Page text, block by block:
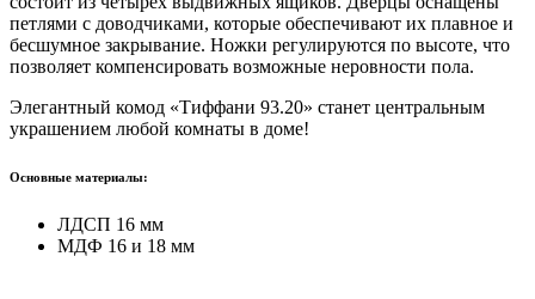
петлями с доводчиками, которые обеспечивают их плавное и
бесшумное закрывание. Ножки регулируются по высоте, что
позволяет компенсировать возможные неровности пола.
Элегантный комод «Тиффани 93.20» станет центральным
украшением любой комнаты в доме!
Основные материалы:
ЛДСП 16 мм
МДФ 16 и 18 мм